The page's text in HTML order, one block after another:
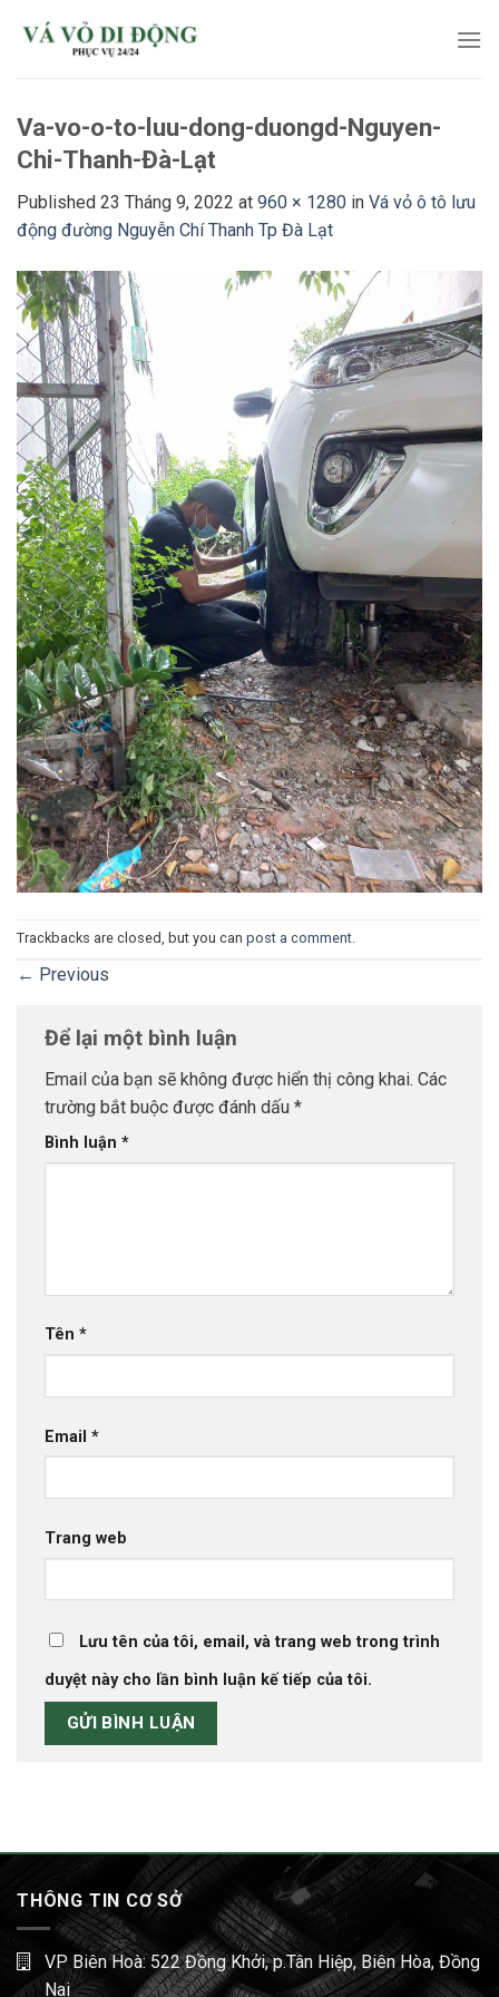
Va-vo-o-to-luu-dong-duongd-Nguyen-
Chi-Thanh-Đà-Lạt
Published 23 Tháng 9, 2022 at 960 × 1280 in Vá vỏ ô tô lưu
động đường Nguyễn Chí Thanh Tp Đà Lạt
Trackbacks are closed, but you can post a comment
← Previous
Để lại một bình luận
Email của bạn sẽ không được hiển thị công khai. Các
trường bắt buộc được đánh dấu *
Bình luận *
Tên *
Email *
Trang web
Lưu tên của tôi, email, và trang web trong trình
duyệt này cho lần bình luận kế tiếp của tôi.
THÔNG TIN CƠ SỞ
VP Biên Hoà: 522 Đồng Khởi, p.Tân Hiệp, Biên Hòa, Đồng
Nai